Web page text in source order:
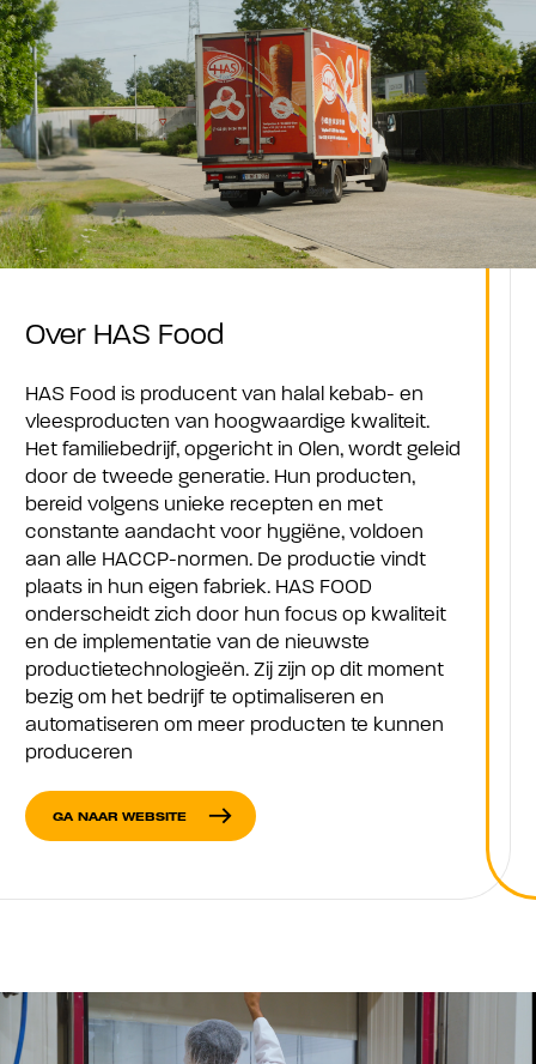
Over HAS Food
HAS Food is producent van halal kebab- en
vleesproducten van hoogwaardige kwaliteit.
Het familiebedrijf, opgericht in Olen, wordt geleid
door de tweede generatie. Hun producten,
bereid volgens unieke recepten en met
constante aandacht voor hygiëne, voldoen
aan alle HACCP-normen. De productie vindt
plaats in hun eigen fabriek. HAS FOOD
onderscheidt zich door hun focus op kwaliteit
en de implementatie van de nieuwste
productietechnologieën. Zij zijn op dit moment
bezig om het bedrijf te optimaliseren en
automatiseren om meer producten te kunnen
produceren
GA NAAR WEBSITE east